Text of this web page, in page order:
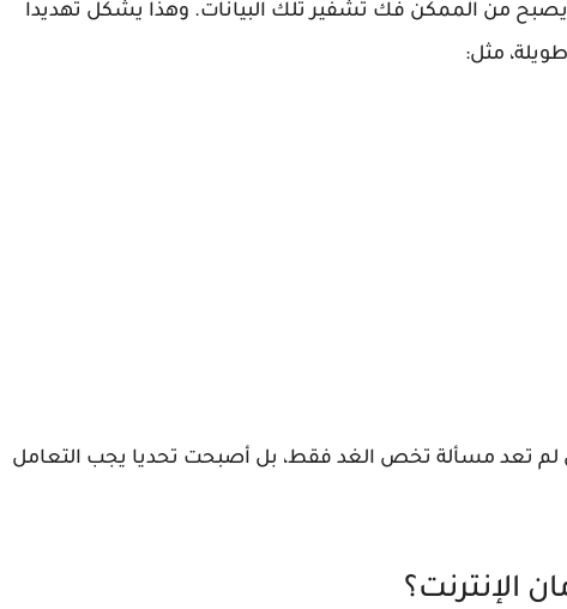
يصبح من الممكن فك تشفير تلك البيانات. وهذا يشكل تهديدا
مثل:
لم تعد مسألة تخص الغد فقط، بل أصبحت تحديا يجب التعامل
الإنترنت؟